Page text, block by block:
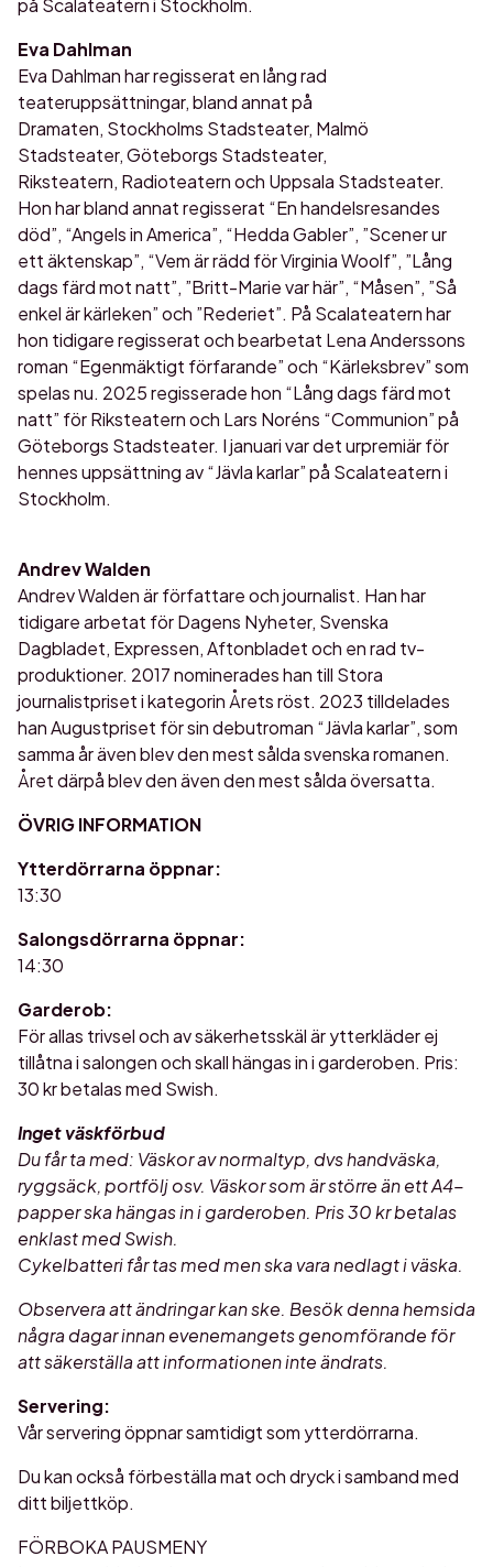
på Scalateatern i Stockholm.
Eva Dahlman
Eva Dahlman har regisserat en lång rad
teateruppsättningar, bland annat på
Dramaten, Stockholms Stadsteater, Malmö
Stadsteater, Göteborgs Stadsteater,
Riksteatern, Radioteatern och Uppsala Stadsteater.
Hon har bland annat regisserat “En handelsresandes
död”, “Angels in America”, “Hedda Gabler”, ”Scener ur
ett äktenskap”, “Vem är rädd för Virginia Woolf”, ”Lång
dags färd mot natt”, ”Britt-Marie var här”, “Måsen”, ”Så
enkel är kärleken” och ”Rederiet”. På Scalateatern har
hon tidigare regisserat och bearbetat Lena Anderssons
roman “Egenmäktigt förfarande” och “Kärleksbrev” som
spelas nu. 2025 regisserade hon “Lång dags färd mot
natt” för Riksteatern och Lars Noréns “Communion” på
Göteborgs Stadsteater. I januari var det urpremiär för
hennes uppsättning av “Jävla karlar” på Scalateatern i
Stockholm.
Andrev Walden
Andrev Walden är författare och journalist. Han har
tidigare arbetat för Dagens Nyheter, Svenska
Dagbladet, Expressen, Aftonbladet och en rad tv-
produktioner. 2017 nominerades han till Stora
journalistpriset i kategorin Årets röst. 2023 tilldelades
han Augustpriset för sin debutroman “Jävla karlar”, som
samma år även blev den mest sålda svenska romanen.
Året därpå blev den även den mest sålda översatta.
ÖVRIG INFORMATION
Ytterdörrarna öppnar:
13:30
Salongsdörrarna öppnar:
14:30
Garderob:
För allas trivsel och av säkerhetsskäl är ytterkläder ej
tillåtna i salongen och skall hängas in i garderoben. Pris:
30 kr betalas med Swish.
Inget väskförbud
Du får ta med: Väskor av normaltyp, dvs handväska,
ryggsäck, portfölj osv. Väskor som är större än ett A4-
papper ska hängas in i garderoben. Pris 30 kr betalas
enklast med Swish.
Cykelbatteri får tas med men ska vara nedlagt i väska.
Observera att ändringar kan ske. Besök denna hemsida
några dagar innan evenemangets genomförande för
att säkerställa att informationen inte ändrats.
Servering:
Vår servering öppnar samtidigt som ytterdörrarna.
Du kan också förbeställa mat och dryck i samband med
ditt biljettköp.
FÖRBOKA PAUSMENY